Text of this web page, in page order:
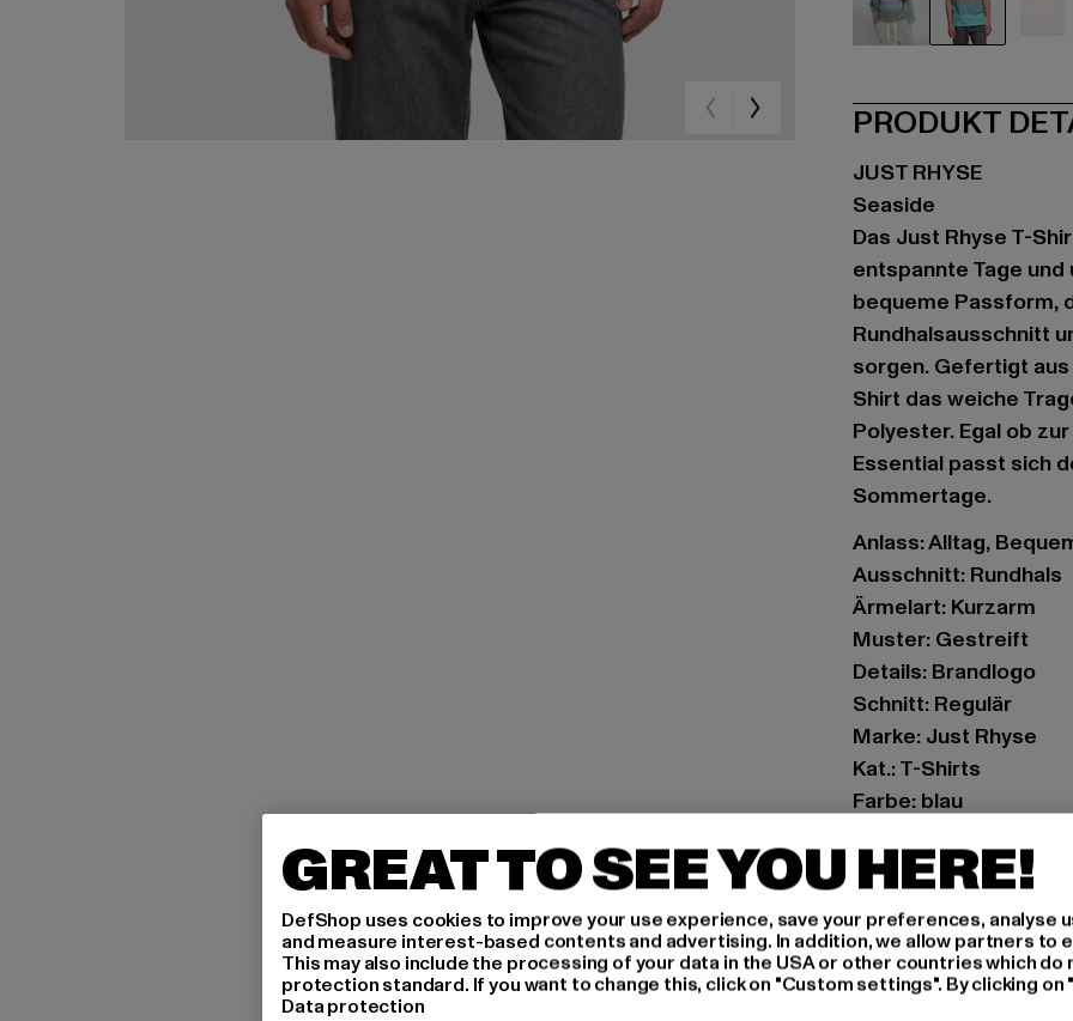
PRODUKT
JUST RHYSE
Seaside
Das Just Rhyse T-
entspannte Tage
bequeme Passform,
Rundhalsausschnitt
sorgen. Gefertigt
Shirt das weiche
Polyester. Egal ob
Essential passt sich
Sommertage.
Anlass: Alltag,
Ausschnitt: Rundhals
Ärmelart: Kurzarm
Muster: Gestreift
Details: Brandlogo
Schnitt: Regulär
Marke: Just Rhyse
Kat.: T-Shirts
Farbe: blau
Art.Nr: JRTS497-20991
Hersteller: TB
Dr.-Robert-Murjahn-
GREAT TO SEE YOU HERE!
DefShop uses cookies to improve your use experience, save your preferences, analyse
and measure interest-based contents and advertising. In addition, we allow partners to
This may also include the processing of your data in the USA or other countries which do
protection standard. If you want to change this, click on "Custom settings". By clicking
Data protection